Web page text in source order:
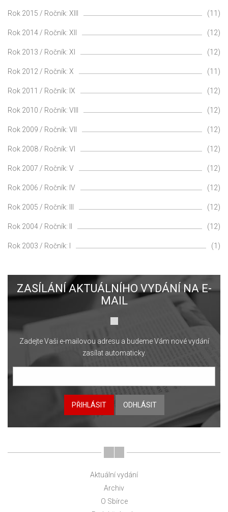
Rok 2015 / Ročník: XIII (11)
Rok 2014 / Ročník: XII (12)
Rok 2013 / Ročník: XI (12)
Rok 2012 / Ročník: X (11)
Rok 2011 / Ročník: IX (12)
Rok 2010 / Ročník: VIII (12)
Rok 2009 / Ročník: VII (12)
Rok 2008 / Ročník: VI (12)
Rok 2007 / Ročník: V (12)
Rok 2006 / Ročník: IV (12)
Rok 2005 / Ročník: III (12)
Rok 2004 / Ročník: II (12)
Rok 2003 / Ročník: I (1)
ZASÍLÁNÍ AKTUÁLNÍHO VYDÁNÍ NA E-
MAIL
Zadejte Vaši e-mailovou adresu a budeme Vám nové vydání
zasílat automaticky.
PŘIHLÁSIT ODHLÁSIT
Aktuální vydání
Archiv
O Sbírce